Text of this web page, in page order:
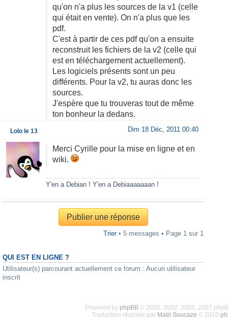
qu'on n'a plus les sources de la v1 (celle
qui était en vente). On n'a plus que les
pdf.
C'est à partir de ces pdf qu'on a ensuite
reconstruit les fichiers de la v2 (celle qui
est en téléchargement actuellement).
Les logiciels présents sont un peu
différents. Pour la v2, tu auras donc les
sources.
J'espère que tu trouveras tout de même
ton bonheur la dedans.
Dim 18 Déc, 2011 00:40
Merci Cyrille pour la mise en ligne et en
wiki.
Y'en a Debian ! Y'en a Debiaaaaaaan !
Lolo le 13
Publier une réponse
Trier• 5 messages • Page 1 sur 1
QUI EST EN LIGNE ?
Utilisateur(s) parcourant actuellement ce forum : Aucun utilisateur
inscrit
Powered by phpBB© 2000, 2002, 2005, 2007
Traduction réalisée par Maël Soucaze © 2010